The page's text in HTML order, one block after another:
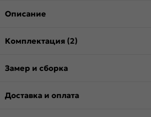
Описание
Комплектация (2)
Замер и сборка
Доставка и оплата